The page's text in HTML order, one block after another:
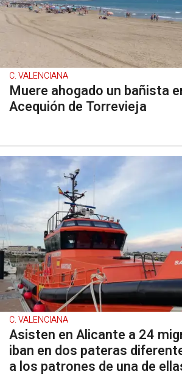
C. VALENCIANA
Muere ahogado un bañista
Acequión de Torrevieja
C. VALENCIANA
Asisten en Alicante a 24
iban en dos pateras
a los patrones de una de